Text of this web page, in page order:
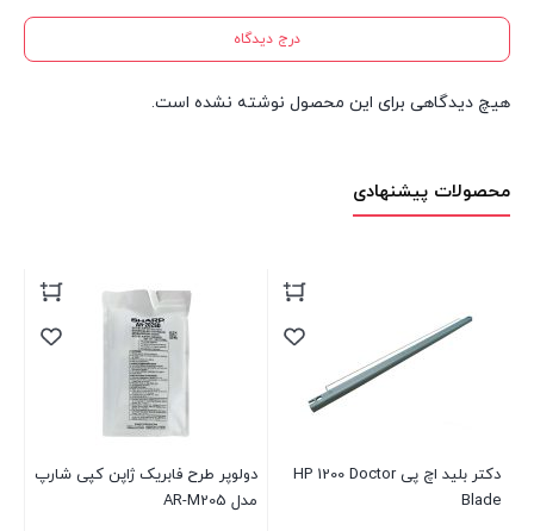
درج دیدگاه
هیچ دیدگاهی برای این محصول نوشته نشده است.
محصولات پیشنهادی
دولوپر طرح فابریک ژاپن کپی شارپ
مدل AR-M205
کارتریج اچ پی مدل 130A رنگ
مشکی گرید A